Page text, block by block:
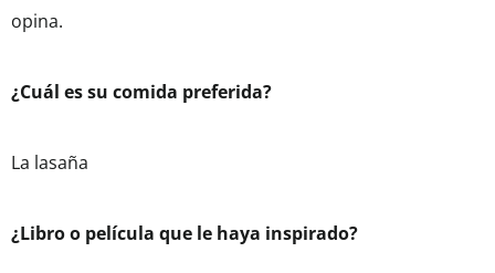
opina.
¿Cuál es su comida preferida?
La lasaña
¿Libro o película que le haya inspirado?